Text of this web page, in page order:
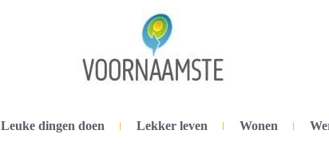
Leuke dingen doen Lekker leven Wonen